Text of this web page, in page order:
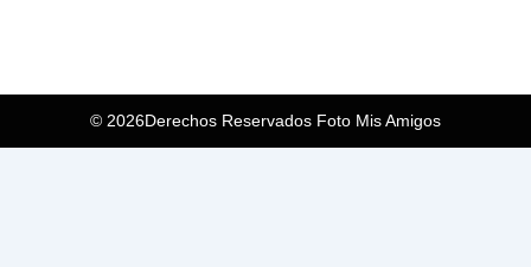
© 2026Derechos Reservados Foto Mis Amigos